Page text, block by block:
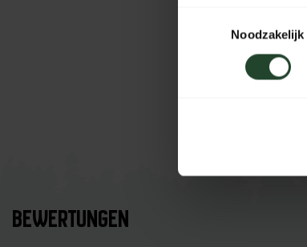
Noodzakelijk
BEWERTUNGEN